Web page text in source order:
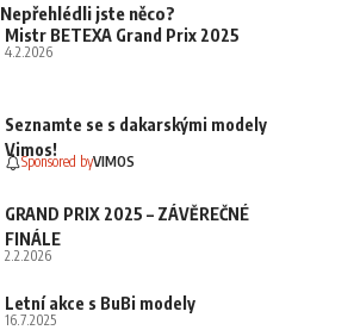
Nepřehlédli jste něco?
Mistr BETEXA Grand Prix 2025
4.2.2026
Seznamte se s dakarskými modely
Vimos!
Sponsored byVIMOS
GRAND PRIX 2025 – ZÁVĚREČNÉ
FINÁLE
2.2.2026
Letní akce s BuBi modely
16.7.2025